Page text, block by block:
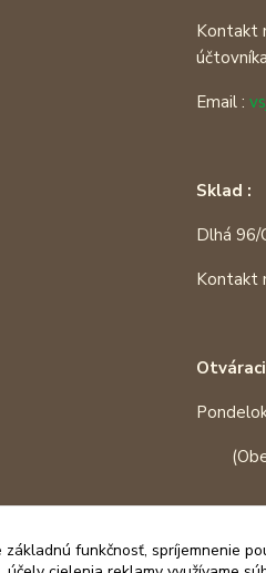
Kontakt
Email :
Sklad :
Dlhá 96/
Kontakt
základnú funkčnosť, spríjemnenie